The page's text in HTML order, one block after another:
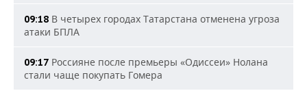
09:18 В четырех городах Татарстана отменена угроза
атаки БПЛА
09:17 Россияне после премьеры «Одиссеи» Нолана
стали чаще покупать Гомера